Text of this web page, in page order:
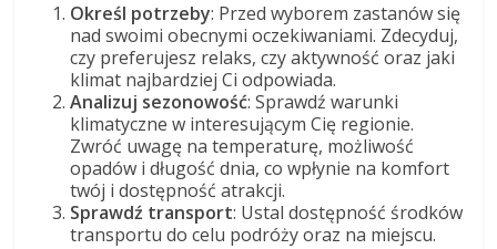
Określ potrzeby: Przed wyborem zastanów się
nad swoimi obecnymi oczekiwaniami. Zdecyduj,
czy preferujesz relaks, czy aktywność oraz jaki
klimat najbardziej Ci odpowiada.
Analizuj sezonowość: Sprawdź warunki
klimatyczne w interesującym Cię regionie.
Zwróć uwagę na temperaturę, możliwość
opadów i długość dnia, co wpłynie na komfort
twój i dostępność atrakcji.
Sprawdź transport: Ustal dostępność środków
transportu do celu podróży oraz na miejscu.